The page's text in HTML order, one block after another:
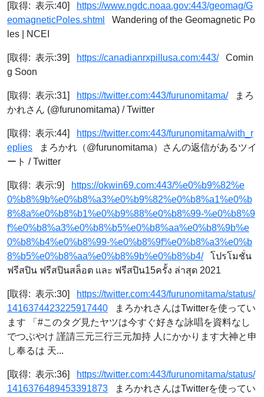
[取得: 表示:40]
https://www.ngdc.noaa.gov:443/geomag/G
eomagneticPoles.shtml
Wandering of the Geomagnetic Po
les | NCEI
[取得: 表示:39] https://canadianrxpillusa.com:443/Comin
g Soon
[取得: 表示:31] https://twitter.com:443/furunomitama/まろ
かれさん (@furunomitama) / Twitter
[取得: 表示:44]
https://twitter.com:443/furunomitama/with_r
eplies まろかれ（@furunomitama）さんの返信があるツイ
ート / Twitter
[取得: 表示:9]
https://okwin69.com:443/%e0%b9%82%e
0%b8%9b%e0%b8%a3%e0%b9%82%e0%b8%a1%e0%b
8%8a%e0%b8%b1%e0%b9%88%e0%b8%99-%e0%b8%9
f%e0%b8%a3%e0%b8%b5%e0%b8%aa%e0%b8%9b%e
0%b8%b4%e0%b8%99-%e0%b8%9f%e0%b8%a3%e0%b
8%b5%e0%b8%aa%e0%b8%9b%e0%b8%b4/โปรโมชั่น
ฟรีสปิน ฟรีสปินสล็อต และ ฟรีสปิน15ครั้ง ล่าสุด 2021
[取得: 表示:30]
https://twitter.com:443/furunomitama/status/
1416374423225917440 まろかれさんはTwitterを使ってい
ます 「#このタグ見たヤツは今すぐ好きな詠唱を資料なし
でつぶやけ 謹請三元三行三元加持 人にかかります大神と申
し奉るは 天...
[取得: 表示:36]
https://twitter.com:443/furunomitama/status/
1416376489453391873 まろかれさんはTwitterを使ってい